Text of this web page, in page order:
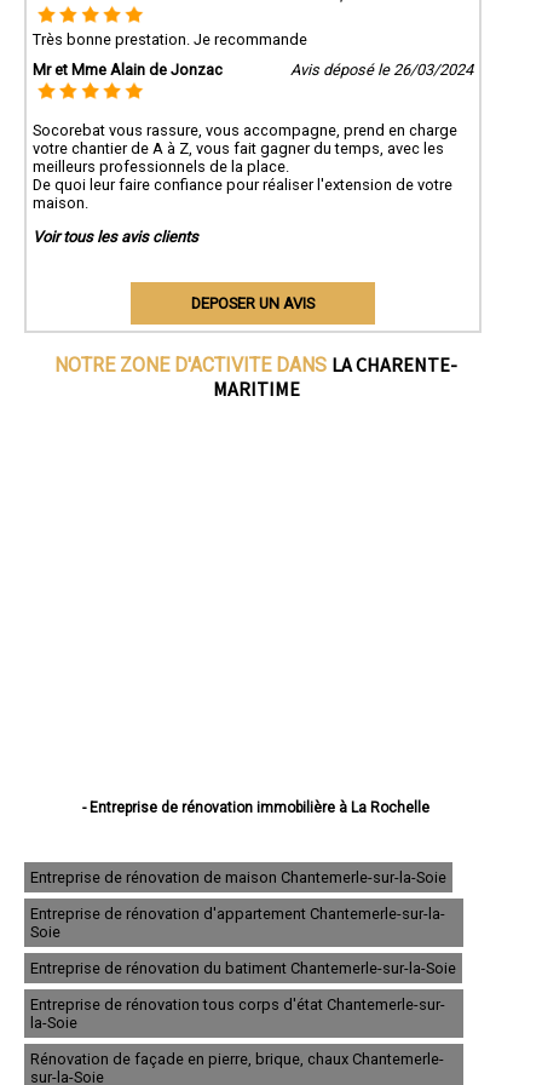
Très bonne prestation. Je recommande
Mr et Mme Alain de Jonzac
Avis déposé le 26/03/2024
Socorebat vous rassure, vous accompagne, prend en charge
votre chantier de A à Z, vous fait gagner du temps, avec les
meilleurs professionnels de la place.
De quoi leur faire confiance pour réaliser l'extension de votre
maison.
Voir tous les avis clients
DEPOSER UN AVIS
NOTRE ZONE D'ACTIVITE DANS LA CHARENTE-
MARITIME
- Entreprise de rénovation immobilière à La Rochelle
- Entreprise de rénovation immobilière à Royan
- Entreprise de rénovation immobilière à Aytré
- Entreprise de rénovation immobilière à Tonnay-Charente
- Entreprise de rénovation immobilière à Saint-Jean-d'Angély
- Entreprise de rénovation immobilière à Lagord
- Entreprise de rénovation immobilière à Périgny
- Entreprise de rénovation immobilière à Saujon
- Entreprise de rénovation immobilière à Saint-Pierre-d'Oléron
- Entreprise de rénovation immobilière à Surgères
- Entreprise de rénovation immobilière à Châtelaillon-Plage
Entreprise de rénovation de maison Chantemerle-sur-la-Soie
Entreprise de rénovation d'appartement Chantemerle-sur-la-
Soie
Entreprise de rénovation du batiment Chantemerle-sur-la-Soie
Entreprise de rénovation tous corps d'état Chantemerle-sur-
la-Soie
Rénovation de façade en pierre, brique, chaux Chantemerle-
sur-la-Soie